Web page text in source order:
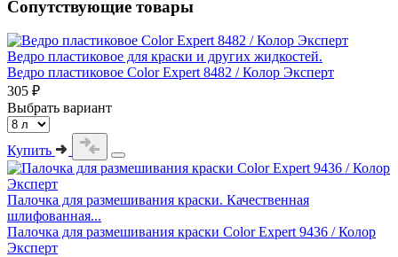
Сопутствующие товары
Ведро пластиковое для краски и других жидкостей.
Ведро пластиковое Color Expert 8482 / Колор Эксперт
305 ₽
Выбрать вариант
Купить
Палочка для размешивания краски. Качественная
шлифованная...
Палочка для размешивания краски Color Expert 9436 / Колор
Эксперт